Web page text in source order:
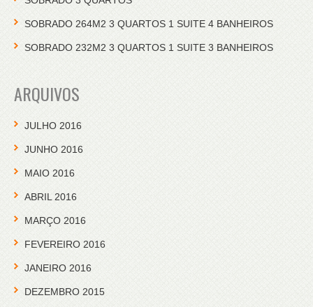
SOBRADO 264M2 3 QUARTOS 1 SUITE 4 BANHEIROS
SOBRADO 232M2 3 QUARTOS 1 SUITE 3 BANHEIROS
ARQUIVOS
JULHO 2016
JUNHO 2016
MAIO 2016
ABRIL 2016
MARÇO 2016
FEVEREIRO 2016
JANEIRO 2016
DEZEMBRO 2015